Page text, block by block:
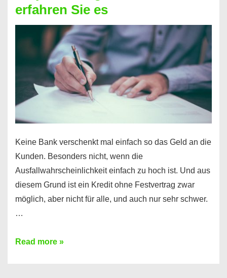
nicht
nur
für
Handy
möglich!
erfahren Sie es
Keine Bank verschenkt mal einfach so das Geld an die
Kunden. Besonders nicht, wenn die
Ausfallwahrscheinlichkeit einfach zu hoch ist. Und aus
diesem Grund ist ein Kredit ohne Festvertrag zwar
möglich, aber nicht für alle, und auch nur sehr schwer.
…
Ist
Read more »